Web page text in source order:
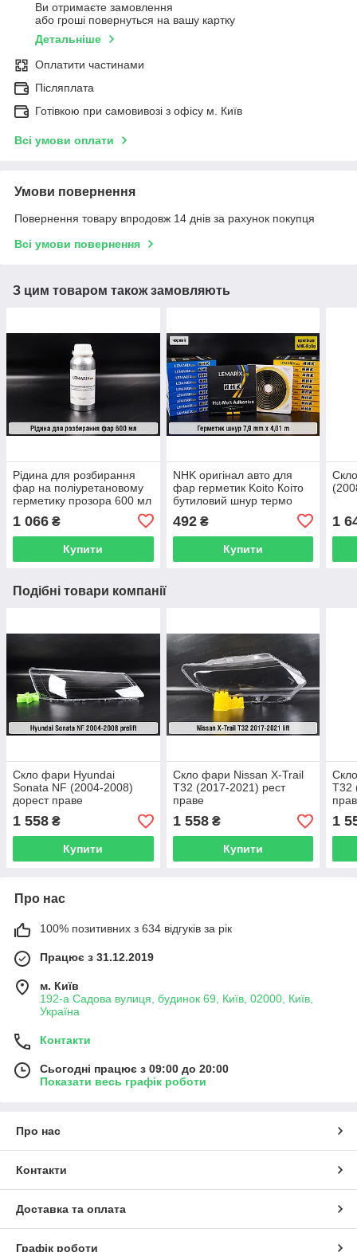
Ви отримаєте замовлення
або гроші повернуться на вашу картку
Детальніше
Оплатити частинами
Післяплата
Готівкою при самовивозі з офісу м. Київ
Всі умови оплати
Умови повернення
Повернення товару впродовж 14 днів за рахунок покупця
Всі умови повернення
З цим товаром також замовляють
Рідина для розбирання
фар на поліуретановому
герметику прозора 600 мл
1 066 ₴
Купити
NHK оригінал авто для
фар герметик Koito Коіто
бутиловий шнур термо
492₴
Купити
1
Подібні товари компанії
Скло фари Hyundai
Sonata NF (2004-2008)
дорест праве
1 558 ₴
Купити
Скло фари Nissan X-Trail
T32 (2017-2021) рест
праве
1 558₴
Купити
T32
1
Про нас
100% позитивних з 634 відгуків за рік
Працює з 31.12.2019
м. Київ
192-а Садова вулиця, будинок 69, Київ, 02000, Київ,
Україна
Контакти
Сьогодні працює з 09:00 до 20:00
Показати весь графік роботи
Про нас
Контакти
Доставка та оплата
Графік роботи